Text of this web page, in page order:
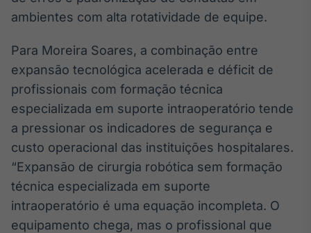
ambientes com alta rotatividade de equipe.
Para Moreira Soares, a combinação entre
expansão tecnológica acelerada e déficit de
profissionais com formação técnica
especializada em suporte intraoperatório tende
a pressionar os indicadores de segurança e
custo operacional das instituições hospitalares.
“Expansão de cirurgia robótica sem formação
técnica especializada em suporte
intraoperatório é uma equação incompleta. O
equipamento chega, mas o profissional que